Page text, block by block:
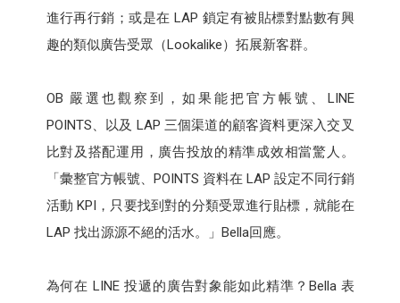
進行再行銷；或是在 LAP 鎖定有被貼標對點數有興
趣的類似廣告受眾（Lookalike）拓展新客群。
OB 嚴選也觀察到，如果能把官方帳號、LINE
POINTS、以及 LAP 三個渠道的顧客資料更深入交叉
比對及搭配運用，廣告投放的精準成效相當驚人。
「彙整官方帳號、POINTS 資料在 LAP 設定不同行銷
活動 KPI，只要找到對的分類受眾進行貼標，就能在
LAP 找出源源不絕的活水。」Bella回應。
為何在 LINE 投遞的廣告對象能如此精準？Bella 表